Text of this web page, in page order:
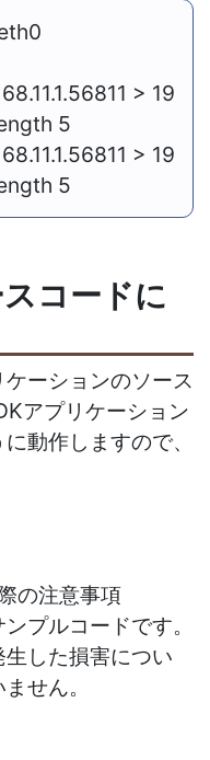
> 19
5
> 19
5
コードに
ーションのソース
アプリケーション
動作しますので、
の注意事項
プルコードです。
した損害につい
せん。